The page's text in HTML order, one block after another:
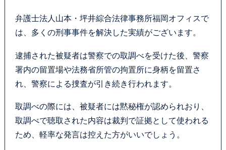
弁護士法人山本・坪井綜合法律事務所福岡オフィスで
は、多くの刑事事件を解決した実績がございます。
逮捕された被疑者は警察での取調べを受けた後、警察
署内の留置場や法務省所管の拘置所に身柄を留置さ
れ、警察による捜査が引き続き行われます。
取調べの際には、被疑者には黙秘権が認められおり、
取調べで聴取された内容は裁判で証拠として使われる
ため、軽率な発言は控えた方がいいでしょう。